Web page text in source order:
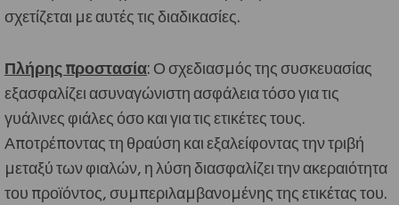
σχετίζεται με αυτές τις διαδικασίες.
Πλήρης προστασία: Ο σχεδιασμός της συσκευασίας
εξασφαλίζει ασυναγώνιστη ασφάλεια τόσο για τις
γυάλινες φιάλες όσο και για τις ετικέτες τους.
Αποτρέποντας τη θραύση και εξαλείφοντας την τριβή
μεταξύ των φιαλών, η λύση διασφαλίζει την ακεραιότητα
του προϊόντος, συμπεριλαμβανομένης της ετικέτας του.